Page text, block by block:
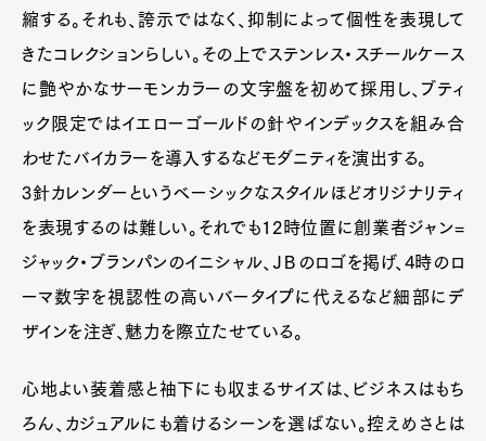
縮する。それも、誇示ではなく、抑制によって個性を表現して
きたコレクションらしい。その上でステンレス・スチールケース
に艶やかなサーモンカラーの文字盤を初めて採用し、ブティ
ック限定ではイエローゴールドの針やインデックスを組み合
わせたバイカラーを導入するなどモダニティを演出する。
3針カレンダーというベーシックなスタイルほどオリジナリティ
を表現するのは難しい。それでも12時位置に創業者ジャン=
ジャック・ブランパンのイニシャル、ＪＢのロゴを掲げ、4時のロ
ーマ数字を視認性の高いバータイプに代えるなど細部にデ
ザインを注ぎ、魅力を際立たせている。
心地よい装着感と袖下にも収まるサイズは、ビジネスはもち
ろん、カジュアルにも着けるシーンを選ばない。控えめさとは